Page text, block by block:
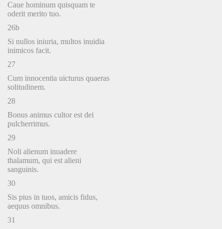
Caue hominum quisquam te
oderit merito tuo.
26b
Si nullos iniuria, multos inuidia
inimicos facit.
27
Cum innocentia uicturus quaeras
solitudinem.
28
Bonus animus cultor est dei
pulcherrimus.
29
Noli alienum inuadere
thalamum, qui est alieni
sanguinis.
30
Sis pius in tuos, amicis fidus,
aequus omnibus.
31